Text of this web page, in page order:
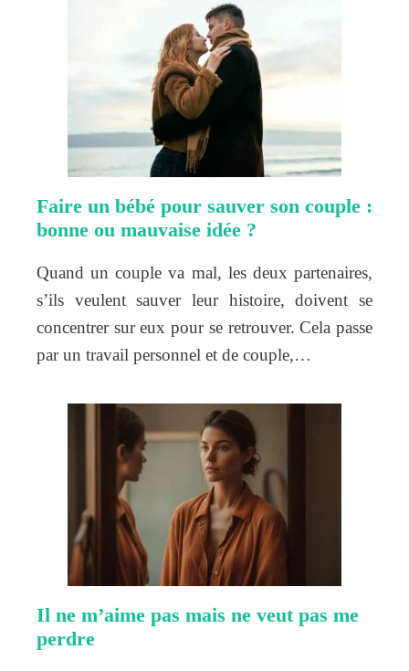
Faire un bébé pour sauver son couple :
bonne ou mauvaise idée ?
Quand un couple va mal, les deux partenaires,
s’ils veulent sauver leur histoire, doivent se
concentrer sur eux pour se retrouver. Cela passe
par un travail personnel et de couple,…
Il ne m’aime pas mais ne veut pas me
perdre